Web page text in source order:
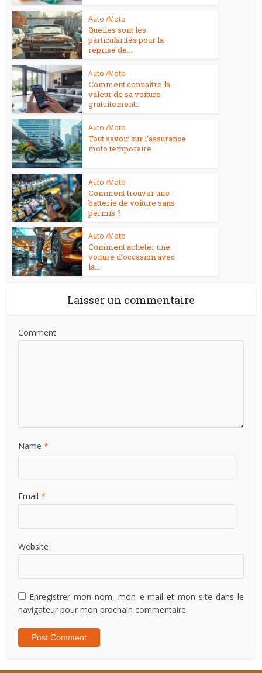
Auto /Moto
Quelles sont les
particularités pour la
reprise de...
Auto /Moto
Comment connaître la
valeur de sa voiture
gratuitement...
Auto /Moto
Tout savoir sur l’assurance
moto temporaire
Auto /Moto
Comment trouver une
batterie de voiture sans
permis ?
Auto /Moto
Comment acheter une
voiture d’occasion avec
la...
Laisser un commentaire
Comment
Name *
Email *
Website
Enregistrer mon nom, mon e-mail et mon site dans le
navigateur pour mon prochain commentaire.